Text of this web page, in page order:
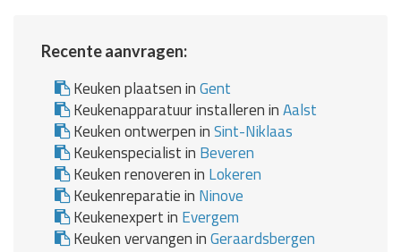
Recente aanvragen:
Keuken plaatsen inGent
Keukenapparatuur installeren inAalst
Keuken ontwerpen inSint-Niklaas
Keukenspecialist in Beveren
Keuken renoveren in Lokeren
Keukenreparatie in Ninove
Keukenexpert in Evergem
Keuken vervangen inGeraardsbergen